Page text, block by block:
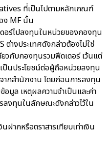
ที่เป็นไปตามหลักเกณฑ์
MF นั้น
ร์ไปลงทุนในหน่วยของกองทุน
ต่างประเทศดังกล่าวต้องไม่ใช่
กับกองทุนรวมฟีดเดอร์ เว้นแต่
ป็นประโยชน์ต่อผู้ถือหน่วยลงทุน
ากสำนักงาน โดยก่อนการลงทุน
อมูล เหตุผลความจำเป็นและค่า
งทุนในลักษณะดังกล่าวไว้ใน
ฝากหรือตราสารเทียบเท่าเงิน